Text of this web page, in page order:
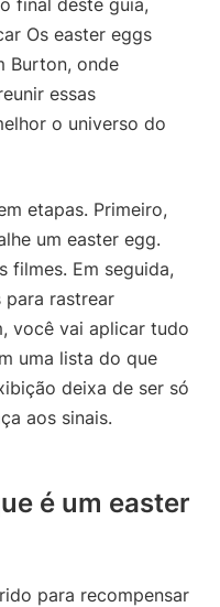
final deste guia,
Os easter eggs
Burton, onde
essas
o universo do
etapas. Primeiro,
um easter egg.
filmes. Em seguida,
para rastrear
você vai aplicar tudo
uma lista do que
deixa de ser só
aos sinais.
é um easter
para recompensar